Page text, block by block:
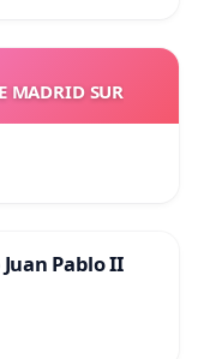
MADRID SUR
Pablo II